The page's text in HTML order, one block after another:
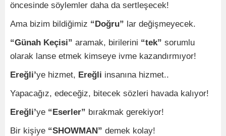
öncesinde söylemler daha da sertleşecek!
Ama bizim bildiğimiz “Doğru” lar değişmeyecek.
“Günah Keçisi” aramak, birilerini “tek” sorumlu
olarak lanse etmek kimseye ivme kazandırmıyor!
Ereğli’ye hizmet, Ereğli insanına hizmet..
Yapacağız, edeceğiz, bitecek sözleri havada kalıyor!
Ereğli’ye “Eserler” bırakmak gerekiyor!
Bir kişiye “SHOWMAN” demek kolay!